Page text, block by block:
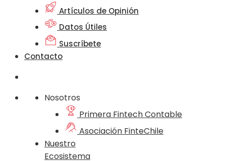
Artículos de Opinión
Datos Útiles
Suscríbete
Contacto
Nosotros
Primera Fintech Contable
Asociación FinteChile
Nuestro
Ecosistema